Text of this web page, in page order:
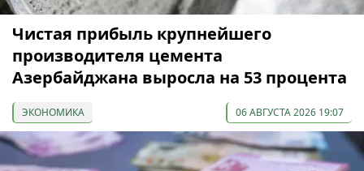
Чистая прибыль крупнейшего
производителя цемента
Азербайджана выросла на 53 процента
ЭКОНОМИКА 06 АВГУСТА 2026 19:07